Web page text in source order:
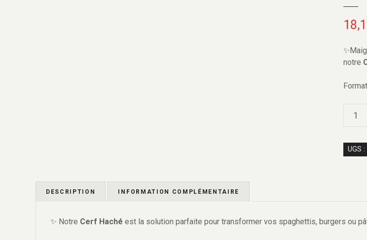
notre
UGS :
DESCRIPTION INFORMATION COMPLÉMENTAIRE
✨ Notre Cerf Haché est la solution parfaite pour transformer vos spaghettis, burgers ou